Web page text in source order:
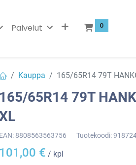
Palvelut 0
Kauppa 165/65R14 79T
165/65R14 79T
EAN: 8808563563756 Tuotekoodi:
101,00 € / kpl